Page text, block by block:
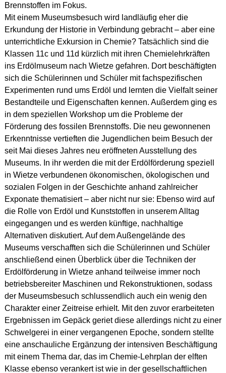
Brennstoffen im Fokus.
Mit einem Museumsbesuch wird landläufig eher die
Erkundung der Historie in Verbindung gebracht – aber eine
unterrichtliche Exkursion in Chemie? Tatsächlich sind die
Klassen 11c und 11d kürzlich mit ihren Chemielehrkräften
ins Erdölmuseum nach Wietze gefahren. Dort beschäftigten
sich die Schülerinnen und Schüler mit fachspezifischen
Experimenten rund ums Erdöl und lernten die Vielfalt seiner
Bestandteile und Eigenschaften kennen. Außerdem ging es
in dem speziellen Workshop um die Probleme der
Förderung des fossilen Brennstoffs. Die neu gewonnenen
Erkenntnisse vertieften die Jugendlichen beim Besuch der
seit Mai dieses Jahres neu eröffneten Ausstellung des
Museums. In ihr werden die mit der Erdölförderung speziell
in Wietze verbundenen ökonomischen, ökologischen und
sozialen Folgen in der Geschichte anhand zahlreicher
Exponate thematisiert – aber nicht nur sie: Ebenso wird auf
die Rolle von Erdöl und Kunststoffen in unserem Alltag
eingegangen und es werden künftige, nachhaltige
Alternativen diskutiert. Auf dem Außengelände des
Museums verschafften sich die Schülerinnen und Schüler
anschließend einen Überblick über die Techniken der
Erdölförderung in Wietze anhand teilweise immer noch
betriebsbereiter Maschinen und Rekonstruktionen, sodass
der Museumsbesuch schlussendlich auch ein wenig den
Charakter einer Zeitreise erhielt. Mit den zuvor erarbeiteten
Ergebnissen im Gepäck geriet diese allerdings nicht zu einer
Schwelgerei in einer vergangenen Epoche, sondern stellte
eine anschauliche Ergänzung der intensiven Beschäftigung
mit einem Thema dar, das im Chemie-Lehrplan der elften
Klasse ebenso verankert ist wie in der gesellschaftlichen